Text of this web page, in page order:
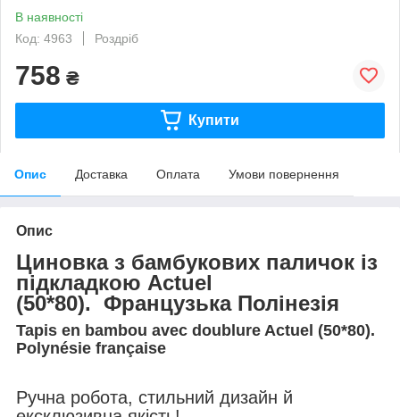
В наявності
Код: 4963
Роздріб
758 ₴
Купити
Опис Доставка Оплата Умови повернення
Опис
Циновка з бамбукових паличок із
підкладкою Actuel
(50*80). Французька Полінезія
Tapis en bambou avec doublure Actuel (50*80).
Polynésie française
Ручна робота, стильний дизайн й